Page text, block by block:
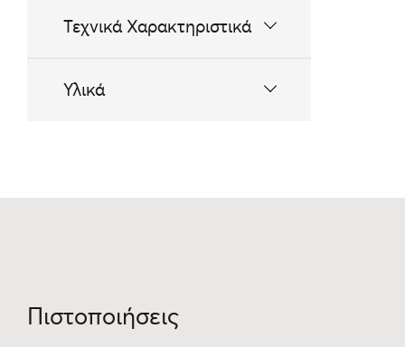
Τεχνικά Χαρακτηριστικά
ερμαρια
ντουλαπια
Υλικά
Πιστοποιήσεις